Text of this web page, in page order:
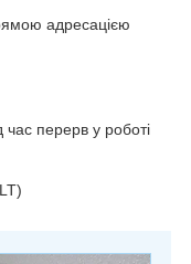
адресацією
перерв у роботі